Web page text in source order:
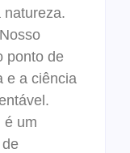
natureza.
ponto de
e a ciência
é um